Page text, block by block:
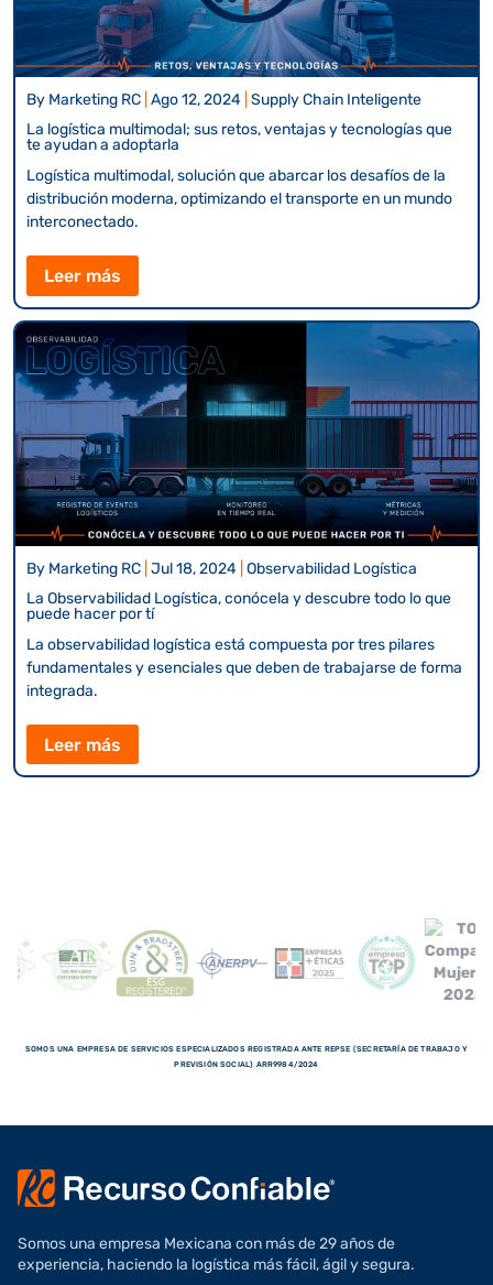
By Marketing RC Ago 12, 2024 Supply Chain Inteligente
La logística multimodal; sus retos, ventajas y tecnologías que
te ayudan a adoptarla
Logística multimodal, solución que abarcar los desafíos de la
distribución moderna, optimizando el transporte en un mundo
interconectado.
Leer más
By Marketing RC Jul 18, 2024 Observabilidad Logística
La Observabilidad Logística, conócela y descubre todo lo que
puede hacer por tí
La observabilidad logística está compuesta por tres pilares
fundamentales y esenciales que deben de trabajarse de forma
integrada.
Leer más
SOMOS UNA EMPRESA DE SERVICIOS ESPECIALIZADOS REGISTRADA ANTE REPSE (SECRETARÍA DE TRABAJO Y
PREVISIÓN SOCIAL) ARR9984/2024
Somos una empresa Mexicana con más de 29 años de
experiencia, haciendo la logística más fácil, ágil y segura.